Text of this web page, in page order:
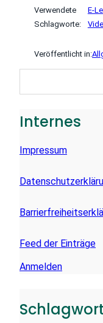
Verwendete
Schlagworte:
E-
Veröffentlicht in:
C
Internes
Impressum
Feed der Einträge
Anmelden